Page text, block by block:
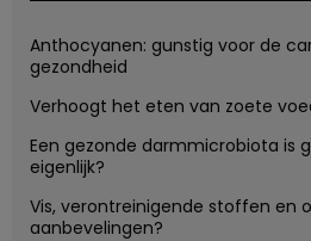
Anthocyanen: gunstig voor de
gezondheid
Verhoogt het eten van zoete
Een gezonde darmmicrobiota is
eigenlijk?
Vis, verontreinigende stoffen en
aanbevelingen?